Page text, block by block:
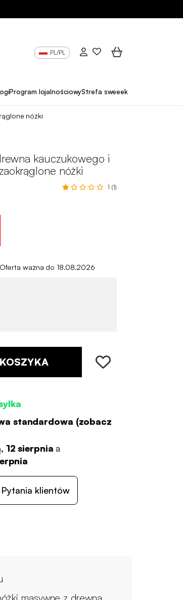
PL/PL
Program lojalnościowyStrefa sweeek Pro
nóżki
kauczukowego i
nóżki
1 (1)
Oferta ważna do 18.08.2026
standardowa (zobacz
12 sierpnia a
Pytania klientów